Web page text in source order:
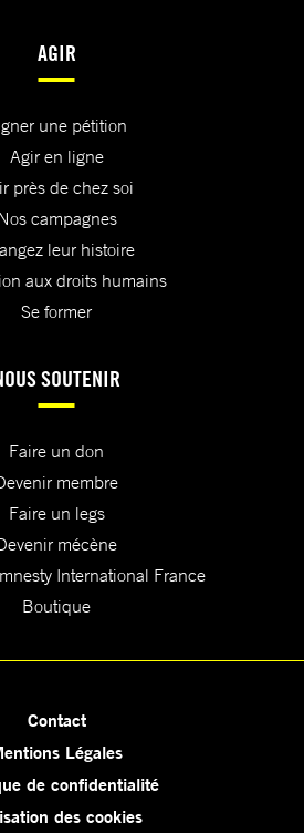
AGIR
une pétition
Agir en ligne
près de chez soi
campagnes
leur histoire
aux droits humains
Se former
SOUTENIR
Faire un don
membre
Faire un legs
mécène
International France
Boutique
Contact
Légales
de confidentialité
des cookies